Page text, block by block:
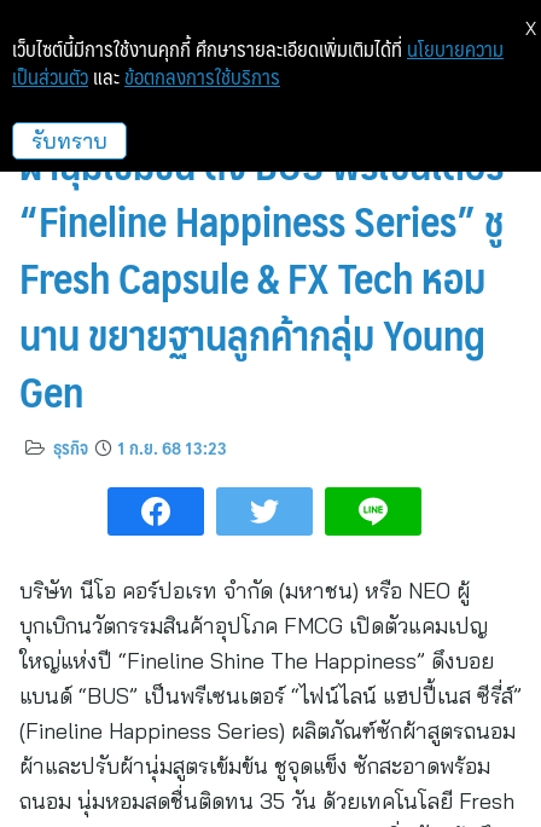
นีโอ ผู้นำด้านนวัตกรรมซักผ้า-ปรับ
ผ้านุ่มเข้มข้น ดึง BUS พรีเซนเตอร์
“Fineline Happiness Series” ชู
Fresh Capsule & FX Tech หอม
นาน ขยายฐานลูกค้ากลุ่ม Young
Gen
ธุรกิจ 1 ก.ย. 68 13:23
บริษัท นีโอ คอร์ปอเรท จำกัด (มหาชน) หรือ NEO ผู้
บุกเบิกนวัตกรรมสินค้าอุปโภค FMCG เปิดตัวแคมเปญ
ใหญ่แห่งปี “Fineline Shine The Happiness” ดึงบอย
แบนด์ “BUS” เป็นพรีเซนเตอร์ “ไฟน์ไลน์ แฮปปี้เนส ซีรี่ส์”
(Fineline Happiness Series) ผลิตภัณฑ์ซักผ้าสูตรถนอม
ผ้าและปรับผ้านุ่มสูตรเข้มข้น ชูจุดแข็ง ซักสะอาดพร้อม
ถนอม นุ่มหอมสดชื่นติดทน 35 วัน ด้วยเทคโนโลยี Fresh
เว็บไซต์นี้มีการใช้งานคุกกี้ ศึกษารายละเอียดเพิ่มเติมได้ที่ นโยบายความ
เป็นส่วนตัว และ ข้อตกลงการใช้บริการ
รับทราบ
X